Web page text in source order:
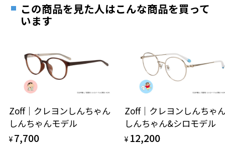
お持ちのZoffメガネサイズを確認するには？
仕上がり寸法
安心1 フレーム１年間品質保証
きます。
※保証期間内に交換が行われた場合、保証期間は初期の期間から
延長されません。
安心2 視力測定無料
視力の変化を早めに発見するために、定期的な視
力測定をおすすめいたします。
この商品を見た人はこんな商品を買って
います
Zoff｜クレヨンしんちゃん
しんちゃんモデル
¥ 7,700
Zoff｜クレヨンしんち
しんちゃん&シロモデル
¥ 12,200